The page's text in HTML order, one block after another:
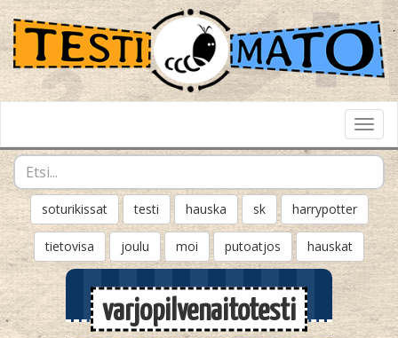
soturikissat testi hauska sk harrypotter
tietovisa joulu moi putoatjos hauskat
varjopilvenaitotesti